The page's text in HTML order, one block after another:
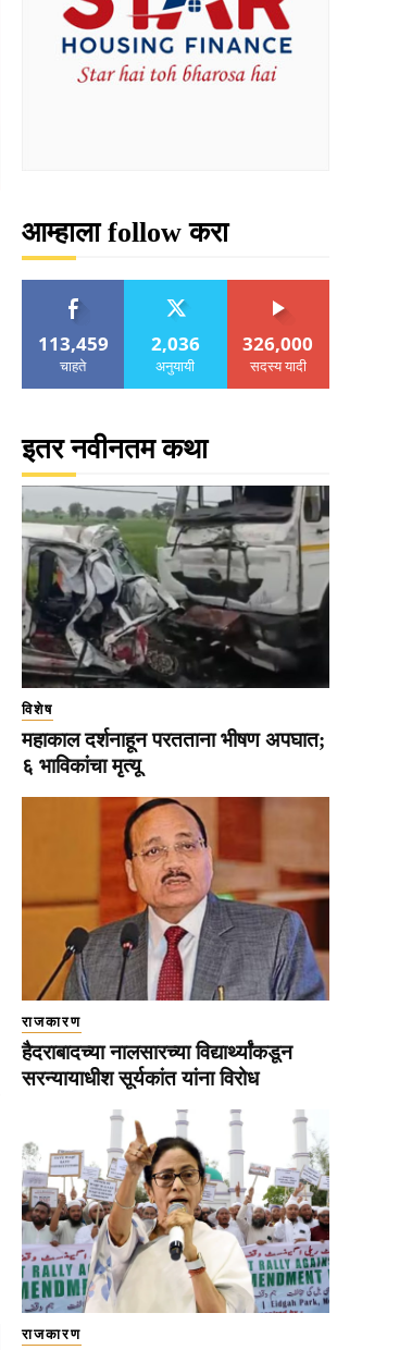
आम्हाला follow करा
113,459
चाहते
2,036
अनुयायी
326,000
सदस्य यादी
इतर नवीनतम कथा
विशेष
महाकाल दर्शनाहून परतताना भीषण अपघात;
६ भाविकांचा मृत्यू
राजकारण
हैदराबादच्या नालसारच्या विद्यार्थ्यांकडून
सरन्यायाधीश सूर्यकांत यांना विरोध
राजकारण